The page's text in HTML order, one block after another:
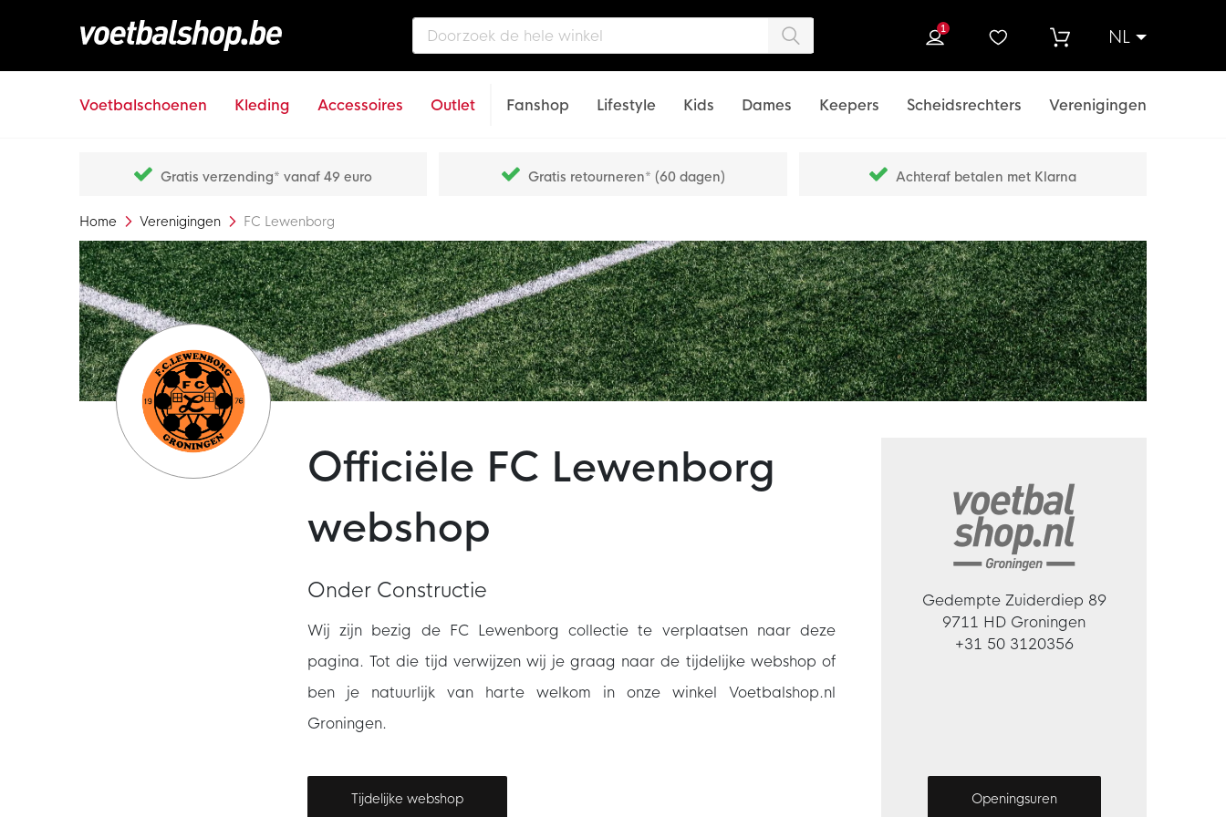
NL
1
Voetbalschoenen Kleding Accessoires Outlet Fanshop Lifestyle Kids Dames Keepers Scheidsrechters Verenigingen
Gratis verzending* vanaf 49 euro Gratis retourneren* (60 dagen) Achteraf betalen met Klarna
Home Verenigingen FC Lewenborg
Officiële FC Lewenborg
webshop
Onder Constructie
Wij zijn bezig de FC Lewenborg collectie te verplaatsen naar deze
pagina. Tot die tijd verwijzen wij je graag naar de tijdelijke webshop of
ben je natuurlijk van harte welkom in onze winkel Voetbalshop.nl
Groningen.
Tijdelijke webshop
Gedempte Zuiderdiep 89
9711 HD Groningen
+31 50 3120356
Openingsuren